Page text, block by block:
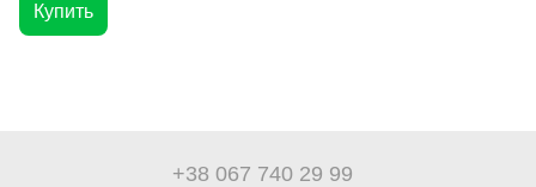
Купить
+38 067 740 29 99